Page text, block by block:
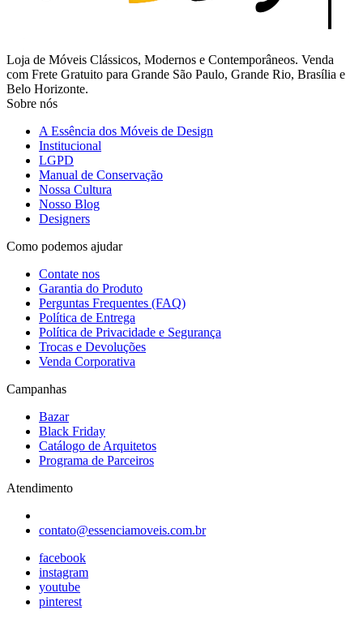
Loja de Móveis Clássicos, Modernos e Contemporâneos. Venda
com Frete Gratuito para Grande São Paulo, Grande Rio, Brasília e
Belo Horizonte.
Sobre nós
A Essência dos Móveis de Design
Institucional
LGPD
Manual de Conservação
Nossa Cultura
Nosso Blog
Designers
Como podemos ajudar
Contate nos
Garantia do Produto
Perguntas Frequentes (FAQ)
Política de Entrega
Política de Privacidade e Segurança
Trocas e Devoluções
Venda Corporativa
Campanhas
Bazar
Black Friday
Catálogo de Arquitetos
Programa de Parceiros
Atendimento
contato@essenciamoveis.com.br
facebook
instagram
youtube
pinterest